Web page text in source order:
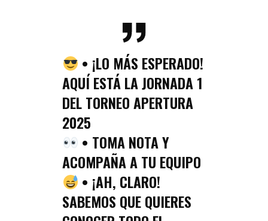
• ¡LO MÁS ESPERADO!
AQUÍ ESTÁ LA JORNADA 1
DEL TORNEO APERTURA
2025
• TOMA NOTA Y
ACOMPAÑA A TU EQUIPO
• ¡AH, CLARO!
SABEMOS QUE QUIERES